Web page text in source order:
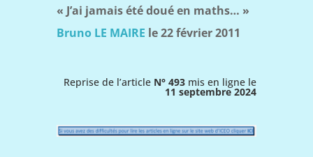
« J’ai jamais été doué en maths… »
Bruno LE MAIRE le 22 février 2011
Reprise de l’article N° 493 mis en ligne le
11 septembre 2024